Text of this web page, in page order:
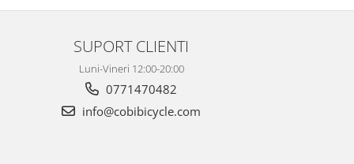
SUPORT CLIENTI
Luni-Vineri 12:00-20:00
0771470482
info@cobibicycle.com